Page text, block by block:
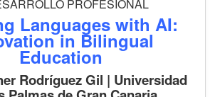
PROFESIONAL
Languages with AI:
in Bilingual
Education
Rodríguez Gil | Universidad